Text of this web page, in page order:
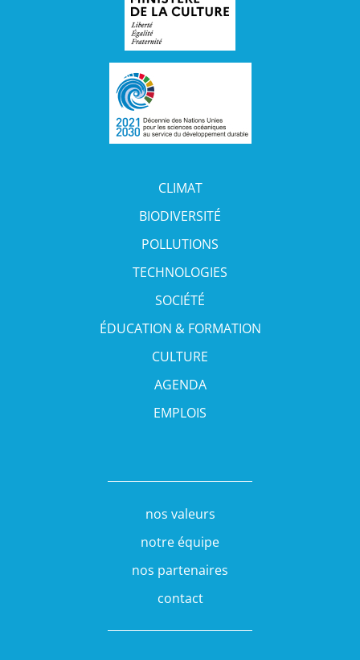
CLIMAT
BIODIVERSITÉ
POLLUTIONS
TECHNOLOGIES
SOCIÉTÉ
ÉDUCATION & FORMATION
CULTURE
AGENDA
EMPLOIS
nos valeurs
notre équipe
nos partenaires
contact